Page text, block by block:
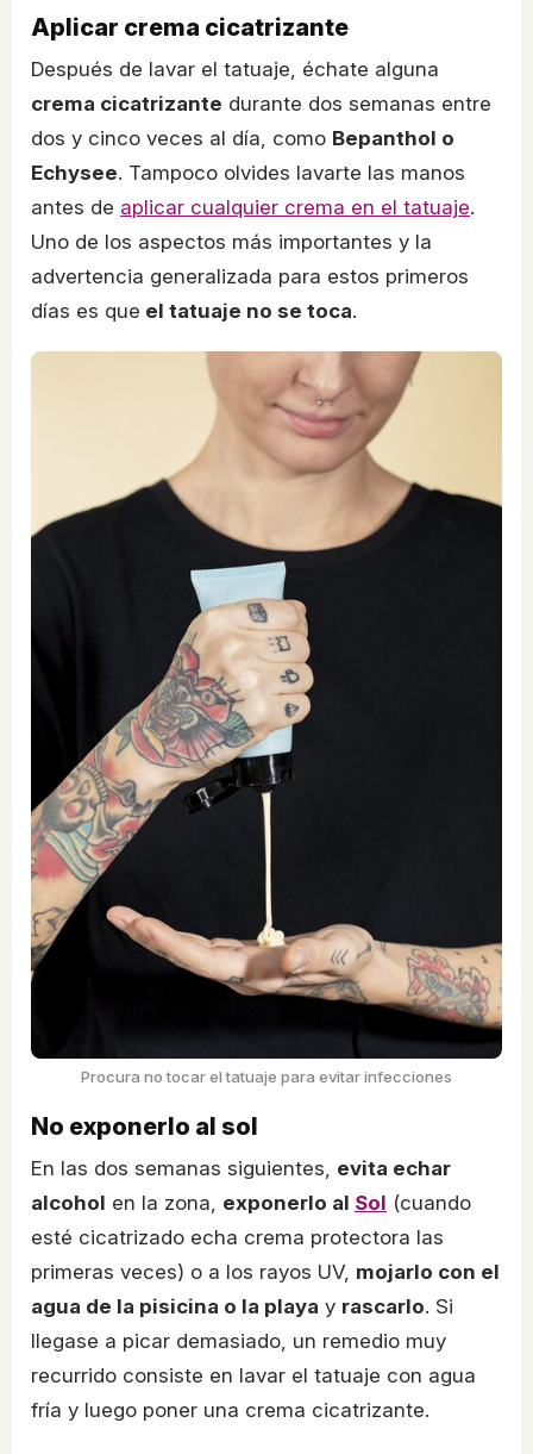
Aplicar crema cicatrizante
Después de lavar el tatuaje, échate alguna
crema cicatrizante durante dos semanas entre
dos y cinco veces al día, como Bepanthol o
Echysee. Tampoco olvides lavarte las manos
antes de aplicar cualquier crema en el tatuaje.
Uno de los aspectos más importantes y la
advertencia generalizada para estos primeros
días es que el tatuaje no se toca.
Procura no tocar el tatuaje para evitar infecciones
No exponerlo al sol
En las dos semanas siguientes, evita echar
alcohol en la zona, exponerlo al Sol (cuando
esté cicatrizado echa crema protectora las
primeras veces) o a los rayos UV, mojarlo con el
agua de la pisicina o la playa y rascarlo. Si
llegase a picar demasiado, un remedio muy
recurrido consiste en lavar el tatuaje con agua
fría y luego poner una crema cicatrizante.